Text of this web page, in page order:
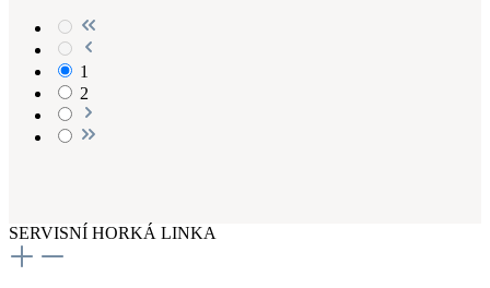
1
2
SERVISNÍ HORKÁ LINKA